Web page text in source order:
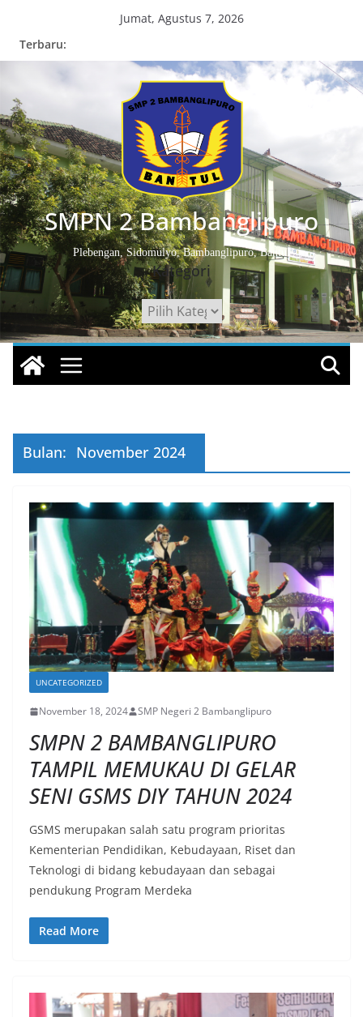
Jumat, Agustus 7, 2026
Terbaru:
SMPN 2 Bambanglipuro
Plebengan, Sidomulyo, Bambanglipuro, Bantul
Kategori
Kategori
Bulan: November 2024
UNCATEGORIZED
November 18, 2024 SMP Negeri 2 Bambanglipuro
SMPN 2 BAMBANGLIPURO
TAMPIL MEMUKAU DI GELAR
SENI GSMS DIY TAHUN 2024
GSMS merupakan salah satu program prioritas
Kementerian Pendidikan, Kebudayaan, Riset dan
Teknologi di bidang kebudayaan dan sebagai
pendukung Program Merdeka
Read More